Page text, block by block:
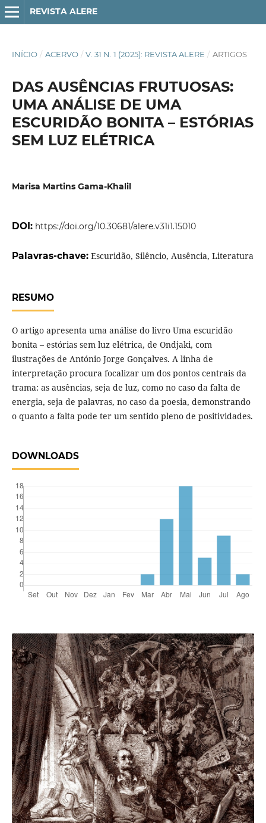
REVISTA ALERE
INÍCIO / ACERVO / V. 31 N. 1 (2025): REVISTA ALERE / ARTIGOS
DAS AUSÊNCIAS FRUTUOSAS:
UMA ANÁLISE DE UMA
ESCURIDÃO BONITA – ESTÓRIAS
SEM LUZ ELÉTRICA
Marisa Martins Gama-Khalil
DOI: https://doi.org/10.30681/alere.v31i1.15010
Palavras-chave: Escuridão, Silêncio, Ausência, Literatura
RESUMO
O artigo apresenta uma análise do livro Uma escuridão
bonita – estórias sem luz elétrica, de Ondjaki, com
ilustrações de António Jorge Gonçalves. A linha de
interpretação procura focalizar um dos pontos centrais da
trama: as ausências, seja de luz, como no caso da falta de
energia, seja de palavras, no caso da poesia, demonstrando
o quanto a falta pode ter um sentido pleno de positividades.
DOWNLOADS